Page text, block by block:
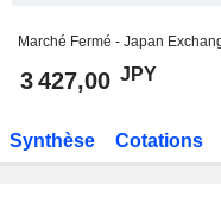
Marché Fermé - Japan
3 427,00 JPY
Synthèse Cotations